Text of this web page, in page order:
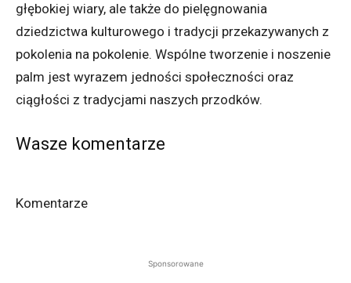
głębokiej wiary, ale także do pielęgnowania
dziedzictwa kulturowego i tradycji przekazywanych z
pokolenia na pokolenie. Wspólne tworzenie i noszenie
palm jest wyrazem jedności społeczności oraz
ciągłości z tradycjami naszych przodków.
Wasze komentarze
Komentarze
Sponsorowane